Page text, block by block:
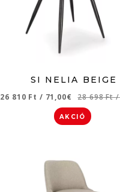
SI NELIA BEIGE
26 810 Ft / 71,00€ 28 698 Ft/
AKCIÓ